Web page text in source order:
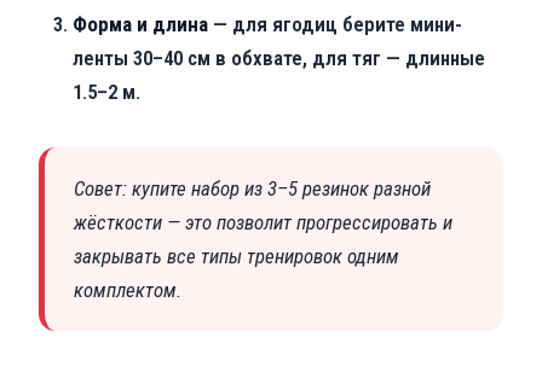
Форма и длина — для ягодиц берите мини-
ленты 30–40 см в обхвате, для тяг — длинные
1.5–2 м.
Совет: купите набор из 3–5 резинок разной
жёсткости — это позволит прогрессировать и
закрывать все типы тренировок одним
комплектом.